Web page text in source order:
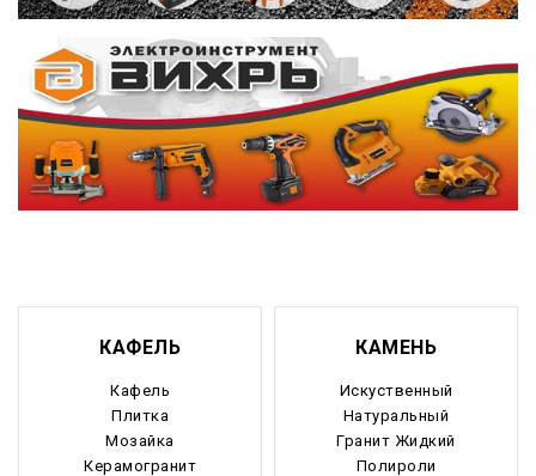
КАФЕЛЬ
Кафель
Плитка
Мозайка
Керамогранит
КАМЕНЬ
Искуственный
Натуральный
Гранит Жидкий
Полироли